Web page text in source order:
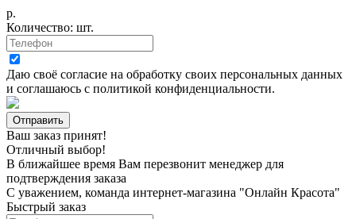
р.
Количество: шт.
Даю своё согласие на обработку своих персональных данных
и соглашаюсь с политикой конфиденциальности.
Ваш заказ принят!
Отличный выбор!
В ближайшее время Вам перезвонит менеджер для
подтверждения заказа
С уважением, команда интернет-магазина "Онлайн Красота"
Быстрый заказ